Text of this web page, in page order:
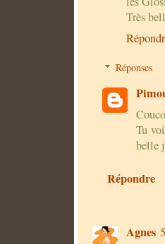
Très
Réponses
Tu
belle
Répondre
Agnes